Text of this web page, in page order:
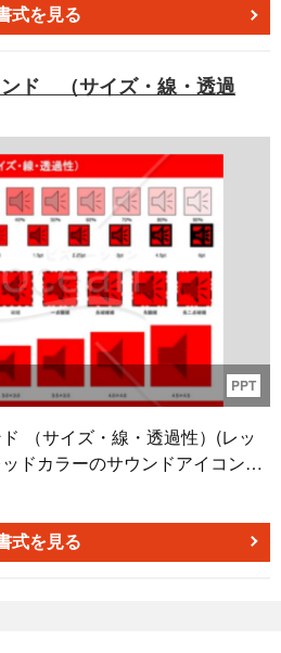
の利用を想定して作成しまし
ければ幸いです。
式を見る
ド （サイズ・線・透過
PPT
（サイズ・線・透過性）(レッ
ドカラーのサウンドアイコンに
材集です。このテンプレートに
録されており、パワーポイン
の資料作成において、効果的な
式を見る